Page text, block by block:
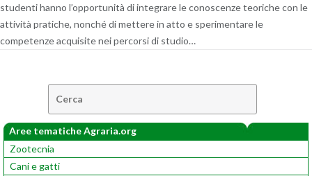
studenti hanno l’opportunità di integrare le conoscenze teoriche con le
attività pratiche, nonché di mettere in atto e sperimentare le
competenze acquisite nei percorsi di studio…
Aree tematiche Agraria.org
Zootecnia
Cani e gatti